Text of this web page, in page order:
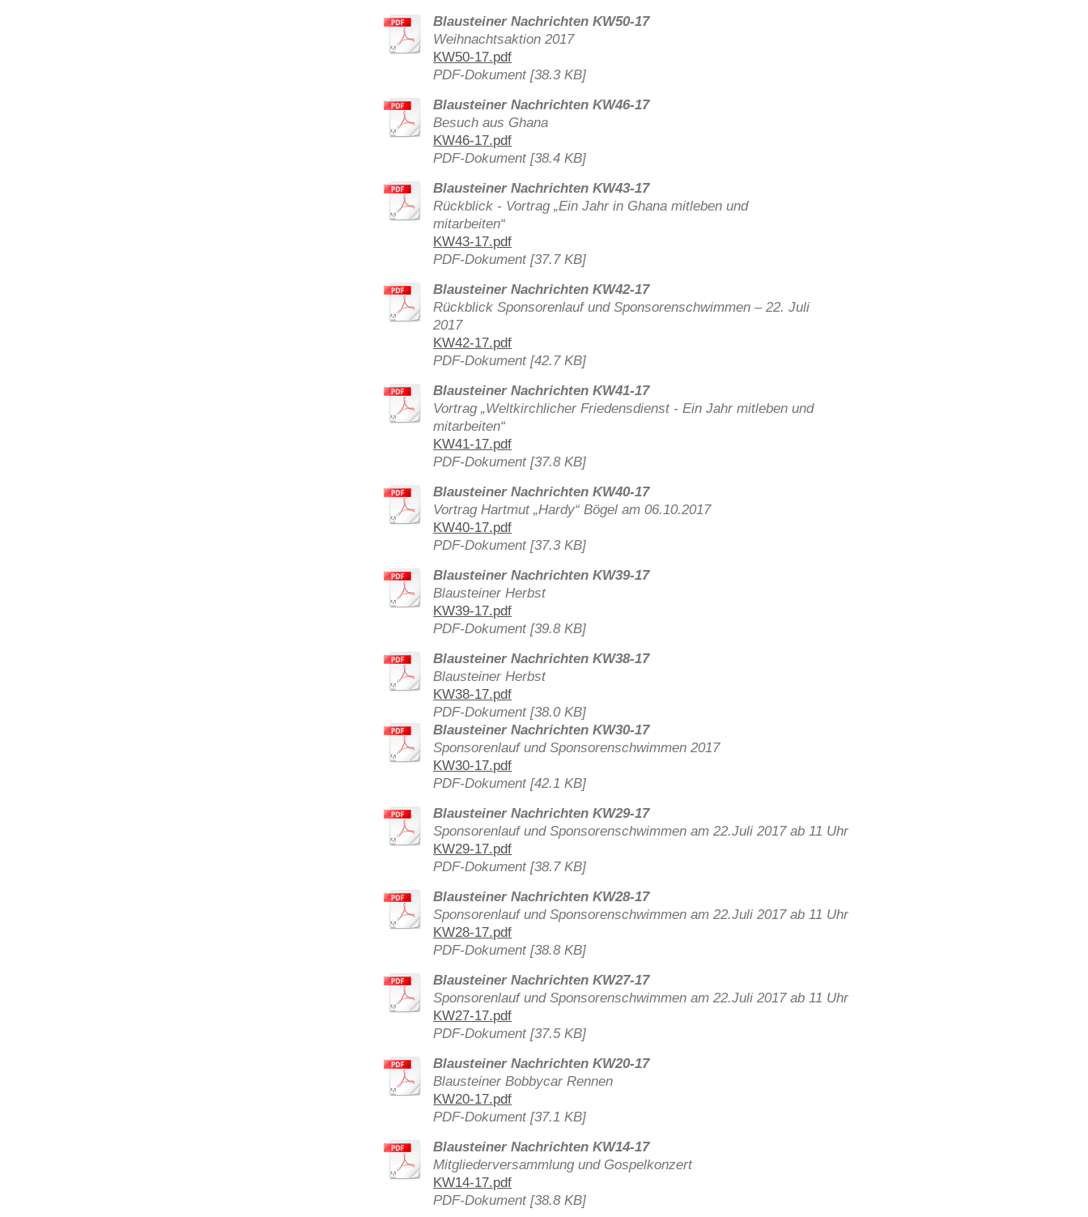
Blausteiner Nachrichten KW50-17
Weihnachtsaktion 2017
KW50-17.pdf
PDF-Dokument [38.3 KB]
Blausteiner Nachrichten KW46-17
Besuch aus Ghana
KW46-17.pdf
PDF-Dokument [38.4 KB]
Blausteiner Nachrichten KW43-17
Rückblick - Vortrag „Ein Jahr in Ghana mitleben und
mitarbeiten“
KW43-17.pdf
PDF-Dokument [37.7 KB]
Blausteiner Nachrichten KW42-17
Rückblick Sponsorenlauf und Sponsorenschwimmen – 22. Juli
2017
KW42-17.pdf
PDF-Dokument [42.7 KB]
Blausteiner Nachrichten KW41-17
Vortrag „Weltkirchlicher Friedensdienst - Ein Jahr mitleben und
mitarbeiten“
KW41-17.pdf
PDF-Dokument [37.8 KB]
Blausteiner Nachrichten KW40-17
Vortrag Hartmut „Hardy“ Bögel am 06.10.2017
KW40-17.pdf
PDF-Dokument [37.3 KB]
Blausteiner Nachrichten KW39-17
Blausteiner Herbst
KW39-17.pdf
PDF-Dokument [39.8 KB]
Blausteiner Nachrichten KW38-17
Blausteiner Herbst
KW38-17.pdf
PDF-Dokument [38.0 KB]
Blausteiner Nachrichten KW30-17
Sponsorenlauf und Sponsorenschwimmen 2017
KW30-17.pdf
PDF-Dokument [42.1 KB]
Blausteiner Nachrichten KW29-17
Sponsorenlauf und Sponsorenschwimmen am 22.Juli 2017 ab 11 Uhr
KW29-17.pdf
PDF-Dokument [38.7 KB]
Blausteiner Nachrichten KW28-17
Sponsorenlauf und Sponsorenschwimmen am 22.Juli 2017 ab 11 Uhr
KW28-17.pdf
PDF-Dokument [38.8 KB]
Blausteiner Nachrichten KW27-17
Sponsorenlauf und Sponsorenschwimmen am 22.Juli 2017 ab 11 Uhr
KW27-17.pdf
PDF-Dokument [37.5 KB]
Blausteiner Nachrichten KW20-17
Blausteiner Bobbycar Rennen
KW20-17.pdf
PDF-Dokument [37.1 KB]
Blausteiner Nachrichten KW14-17
Mitgliederversammlung und Gospelkonzert
KW14-17.pdf
PDF-Dokument [38.8 KB]